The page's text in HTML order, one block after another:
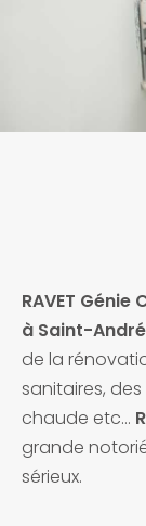
RAVET Génie
à Saint-
de la
sanitaires,
chaude etc…
grande
sérieux.